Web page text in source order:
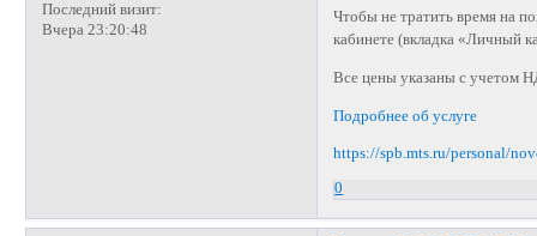
Последний визит:
Вчера 23:20:48
Чтобы не тратить время на
кабинете (вкладка «Личный
Все цены указаны с учетом
Подробнее об услуге
https://spb.mts.ru/personal/
0